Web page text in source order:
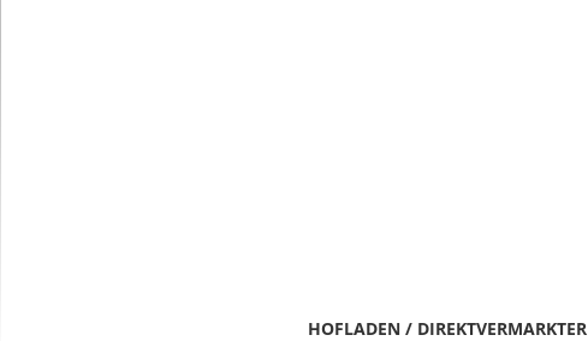
HOFLADEN / DIREKTVERMARKTER